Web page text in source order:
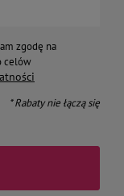
zgodę na
celów
* Rabaty nie łączą się